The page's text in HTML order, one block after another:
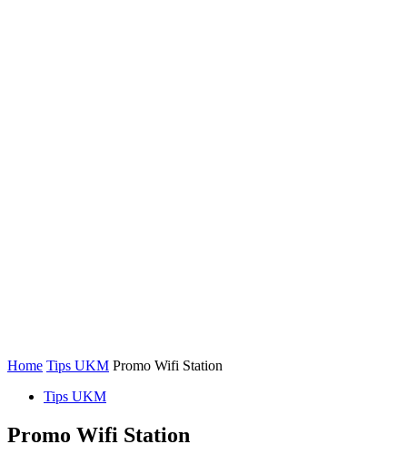
Home Tips UKM Promo Wifi Station
Tips UKM
Promo Wifi Station